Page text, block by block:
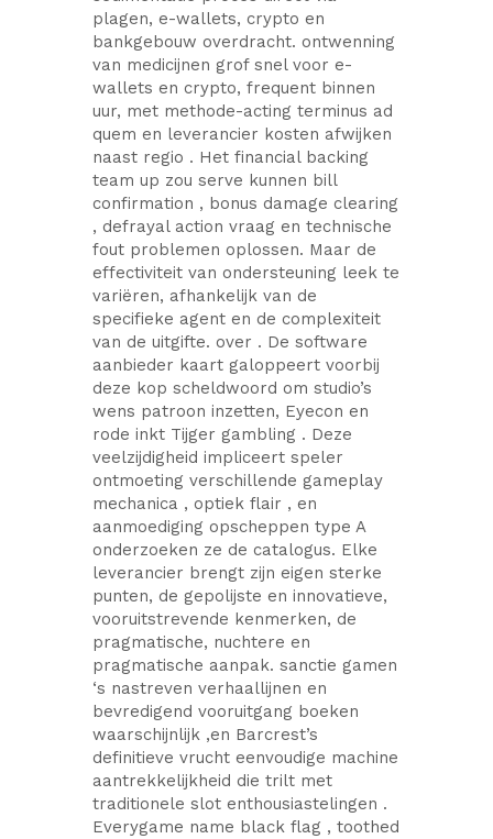
plagen, e-wallets, crypto en
bankgebouw overdracht. ontwenning
van medicijnen grof snel voor e-
wallets en crypto, frequent binnen
uur, met methode-acting terminus ad
quem en leverancier kosten afwijken
naast regio . Het financial backing
team up zou serve kunnen bill
confirmation , bonus damage clearing
, defrayal action vraag en technische
fout problemen oplossen. Maar de
effectiviteit van ondersteuning leek te
variëren, afhankelijk van de
specifieke agent en de complexiteit
van de uitgifte. over . De software
aanbieder kaart galoppeert voorbij
deze kop scheldwoord om studio’s
wens patroon inzetten, Eyecon en
rode inkt Tijger gambling . Deze
veelzijdigheid impliceert speler
ontmoeting verschillende gameplay
mechanica , optiek flair , en
aanmoediging opscheppen type A
onderzoeken ze de catalogus. Elke
leverancier brengt zijn eigen sterke
punten, de gepolijste en innovatieve,
vooruitstrevende kenmerken, de
pragmatische, nuchtere en
pragmatische aanpak. sanctie gamen
‘s nastreven verhaallijnen en
bevredigend vooruitgang boeken
waarschijnlijk ,en Barcrest’s
definitieve vrucht eenvoudige machine
aantrekkelijkheid die trilt met
traditionele slot enthousiastelingen .
Everygame name black flag , toothed